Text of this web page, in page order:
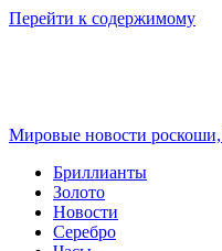
Перейти к содержимому
Мировые новости
Бриллианты
Золото
Новости
Серебро